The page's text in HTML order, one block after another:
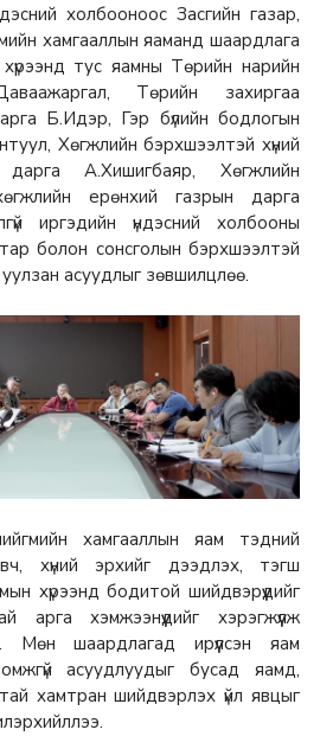
холбооноос Засгийн газар,
хамгааллын яаманд шаардлага
тус яамны Төрийн нарийн
Төрийн захиргаа
Б.Идэр, Гэр бүлийн бодлогын
Хөгжлийн бэрхшээлтэй хүний
А.Хишигбаяр, Хөгжлийн
ерөнхий газрын дарга
иргэдийн үндэсний холбооны
болон сонсголын бэрхшээлтэй
асуудлыг зөвшилцлөө.
хамгааллын яам тэдний
хүний эрхийг дээдлэх, тэгш
хүрээнд бодитой шийдвэрүүдийг
хэмжээнүүдийг хэрэгжүүлж
Мөн шаардлагад ирүүлсэн яам
асуудлуудыг бусад яамд,
хамтран шийдвэрлэх үйл явцыг